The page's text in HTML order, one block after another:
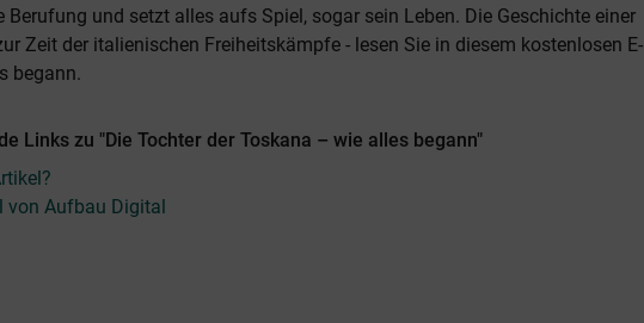
Berufung und setzt alles aufs Spiel, sogar sein Leben. Die Geschichte einer
Zeit der italienischen Freiheitskämpfe - lesen Sie in diesem kostenlosen E-
begann.
Links zu "Die Tochter der Toskana – wie alles begann"
von Aufbau Digital